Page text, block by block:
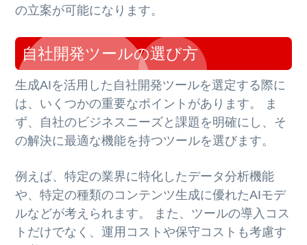
の立案が可能になります。
自社開発ツールの選び方
生成AIを活用した自社開発ツールを選定する際に
は、いくつかの重要なポイントがあります。 ま
ず、自社のビジネスニーズと課題を明確にし、そ
の解決に最適な機能を持つツールを選びます。
例えば、特定の業界に特化したデータ分析機能
や、特定の種類のコンテンツ生成に優れたAIモデ
ルなどが考えられます。 また、ツールの導入コス
トだけでなく、運用コストや保守コストも考慮す